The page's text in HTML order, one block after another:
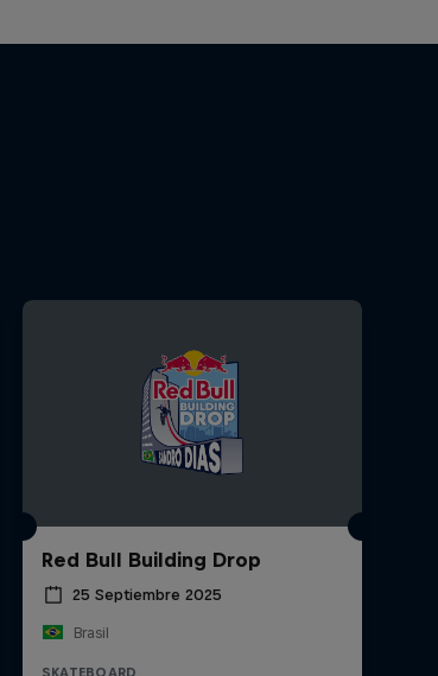
Red Bull Building Drop
25 Septiembre 2025
Brasil
SKATEBOARD